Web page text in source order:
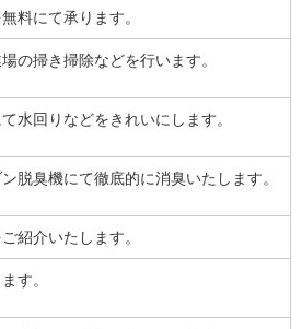
料にて承ります。
の掃き掃除などを行います。
水回りなどをきれいにします。
脱臭機にて徹底的に消臭いたします。
紹介いたします。
す。